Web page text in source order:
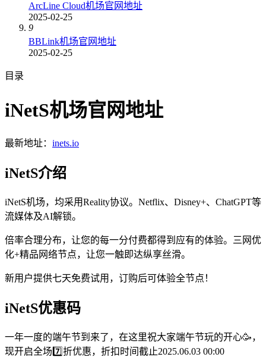
ArcLine Cloud机场官网地址
2025-02-25
9
BBLink机场官网地址
2025-02-25
目录
iNetS机场官网地址
最新地址： inets.io
iNetS介绍
iNetS机场，均采用Reality协议。Netflix、Disney+、ChatGPT等
流媒体及AI解锁。
倍率合理分布，让您的每一分付费都得到应有的体验。三网优
化+精品网络节点，让您一触即达纵享丝滑。
新用户提供七天免费试用，订购后可体验全节点！
iNetS优惠码
一年一度的端午节到来了，在这里祝大家端午节玩的开心🥳，
现开启全场7️⃣折优惠，折扣时间截止2025.06.03 00:00